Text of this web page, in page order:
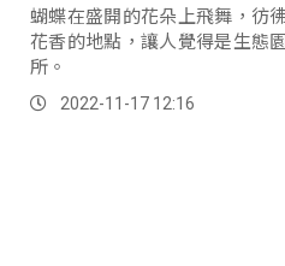
蝴蝶在盛開的花朵上飛舞，彷
花香的地點，讓人覺得是生態
所。
2022-11-17 12:16